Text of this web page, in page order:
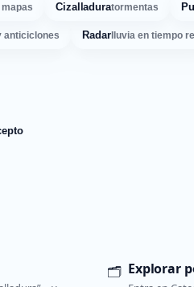
mapas Cizalladuratormentas
anticiclones Radarlluvia en tiempo
🗂️ Explorar